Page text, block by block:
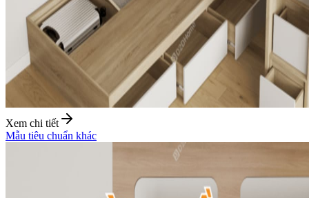
Xem chi tiết
Mẫu tiêu chuẩn khác